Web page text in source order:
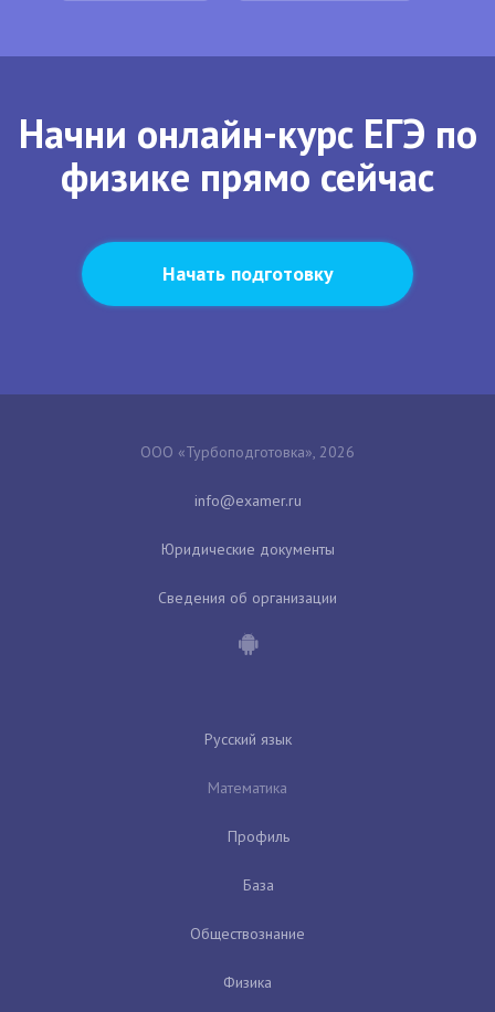
Начни онлайн-курс ЕГЭ по
физике прямо сейчас
Начать подготовку
ООО «Турбоподготовка», 2026
Юридические документы
Сведения об организации
Русский язык
Математика
Профиль
База
Обществознание
Физика